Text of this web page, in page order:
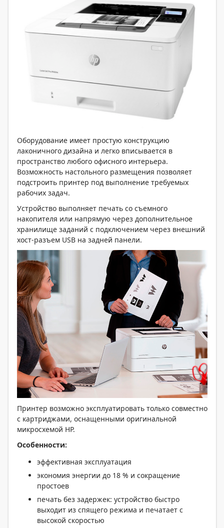
Оборудование имеет простую конструкцию
лаконичного дизайна и легко вписывается в
пространство любого офисного интерьера.
Возможность настольного размещения позволяет
подстроить принтер под выполнение требуемых
рабочих задач.
Устройство выполняет печать со съемного
накопителя или напрямую через дополнительное
хранилище заданий с подключением через внешний
хост-разъем USB на задней панели.
Принтер возможно эксплуатировать только совместно
с картриджами, оснащенными оригинальной
микросхемой HP.
Особенности:
эффективная эксплуатация
экономия энергии до 18 % и сокращение
простоев
печать без задержек: устройство быстро
выходит из спящего режима и печатает с
высокой скоростью